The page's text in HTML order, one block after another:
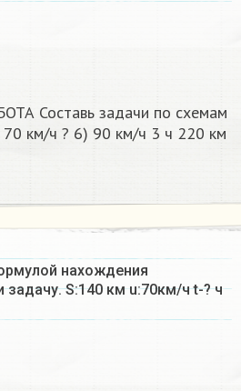
Составь задачи по схемам
км/ч ? 6) 90 км/ч 3 ч 220 км
нахождения
задачу. S:140 км u:70км/ч t-? ч​